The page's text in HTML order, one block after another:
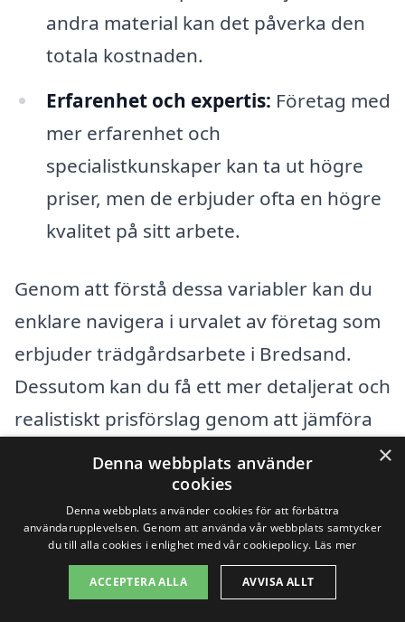
andra material kan det påverka den
totala kostnaden.
Erfarenhet och expertis: Företag med
mer erfarenhet och
specialistkunskaper kan ta ut högre
priser, men de erbjuder ofta en högre
kvalitet på sitt arbete.
Genom att förstå dessa variabler kan du
enklare navigera i urvalet av företag som
erbjuder trädgårdsarbete i Bredsand.
Dessutom kan du få ett mer detaljerat och
realistiskt prisförslag genom att jämföra
offerter från olika aktörer. Det är en bra
idé att alltid göra en grundlig research
och läsa recensioner av företag innan du
fattar ditt beslut.
×
Denna webbplats använder
cookies
Denna webbplats använder cookies för att förbättra
användarupplevelsen. Genom att använda vår webbplats samtycker
du till alla cookies i enlighet med vår cookiepolicy. Läs mer
ACCEPTERA ALLA AVVISA ALLT